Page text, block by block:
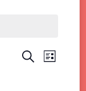
Recherche
RECHERCHE
LISTE